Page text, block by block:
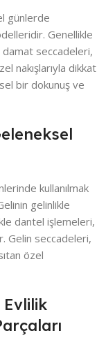
günlerde
Genellikle
seccadeleri,
nakışlarıyla dikkat
bir dokunuş ve
kullanılmak
gelinlikle
dantel işlemeleri,
Gelin seccadeleri,
özel
Evlilik